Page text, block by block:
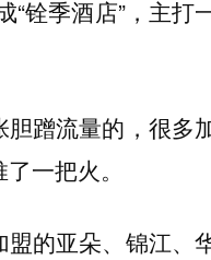
“铨季酒店”，主打
胆蹭流量的，很多
一把火。
盟的亚朵、锦江、